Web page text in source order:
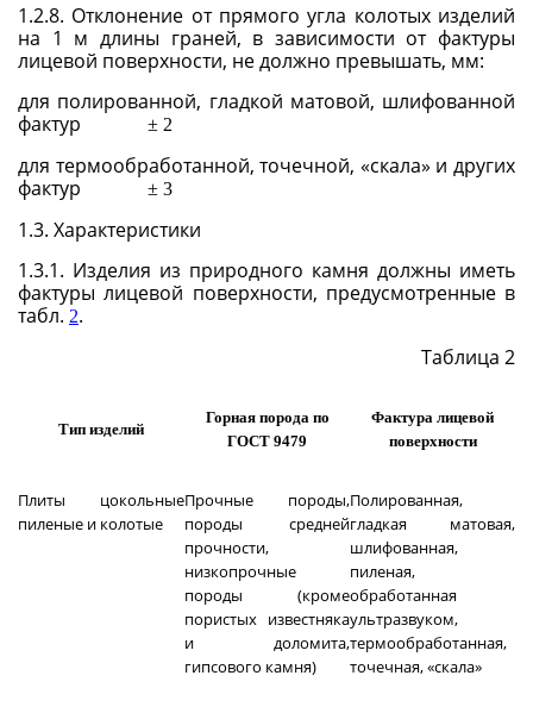
1.2.8. Отклонение от прямого угла колотых изделий
на 1 м длины граней, в зависимости от фактуры
лицевой поверхности, не должно превышать, мм:
для полированной, гладкой матовой, шлифованной
фактур
± 2
для термообработанной, точечной, «скала» и других
фактур
± 3
1.3. Характеристики
1.3.1. Изделия из природного камня должны иметь
фактуры лицевой поверхности, предусмотренные в
табл. 2.
Таблица 2
Тип изделий
Горная порода по
ГОСТ 9479
Фактура лицевой
поверхности
Плиты цокольные
пиленые и колотые
Прочные породы,
породы средней
прочности,
низкопрочные
породы (кроме
пористых известняка
и доломита,
гипсового камня)
Полированная,
гладкая матовая,
шлифованная,
пиленая,
обработанная
ультразвуком,
термообработанная,
точечная, «скала»